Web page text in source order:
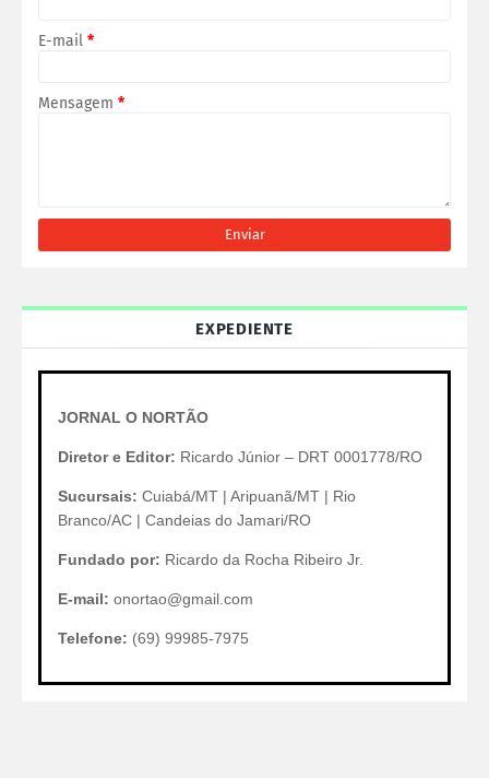
E-mail *
Mensagem *
EXPEDIENTE
JORNAL O NORTÃO
Diretor e Editor: Ricardo Júnior – DRT 0001778/RO
Sucursais: Cuiabá/MT | Aripuanã/MT | Rio
Branco/AC | Candeias do Jamari/RO
Fundado por: Ricardo da Rocha Ribeiro Jr.
E-mail: onortao@gmail.com
Telefone: (69) 99985-7975